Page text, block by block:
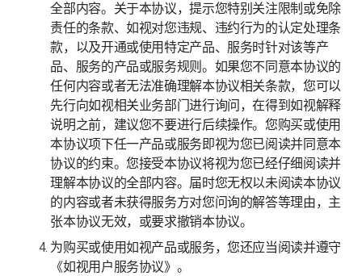
全部内容。关于本协议，提示您特别关注限制或免除
责任的条款、如视对您违规、违约行为的认定处理条
款，以及开通或使用特定产品、服务时针对该等产
品、服务的产品或服务规则。如果您不同意本协议的
任何内容或者无法准确理解本协议相关条款，您可以
先行向如视相关业务部门进行询问，在得到如视解释
说明之前，建议您不要进行后续操作。您购买或使用
本协议项下任一产品或服务即视为您已阅读并同意本
协议的约束。您接受本协议将视为您已经仔细阅读并
理解本协议的全部内容。届时您无权以未阅读本协议
的内容或者未获得服务方对您问询的解答等理由，主
张本协议无效，或要求撤销本协议。
为购买或使用如视产品或服务，您还应当阅读并遵守
《如视用户服务协议》。